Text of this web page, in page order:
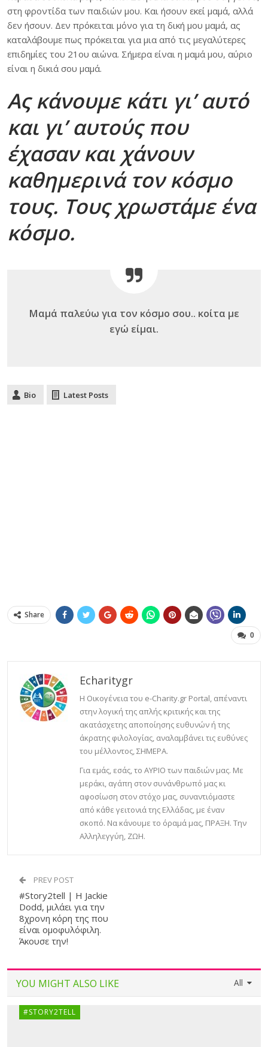
στη φροντίδα των παιδιών μου. Και ήσουν εκεί μαμά, αλλά
δεν ήσουν. Δεν πρόκειται μόνο για τη δική μου μαμά, ας
καταλάβουμε πως πρόκειται για μια από τις μεγαλύτερες
επιδημίες του 21ου αιώνα. Σήμερα είναι η μαμά μου, αύριο
είναι η δικιά σου μαμά.
Ας κάνουμε κάτι γι’ αυτό
και γι’ αυτούς που
έχασαν και χάνουν
καθημερινά τον κόσμο
τους. Τους χρωστάμε ένα
κόσμο.
Μαμά παλεύω για τον κόσμο σου.. κοίτα με
εγώ είμαι.
Bio Latest Posts
Share
0
Echaritygr
Η Οικογένεια του e-Charity.gr Portal, απέναντι
στην λογική της απλής κριτικής και της
ακατάσχετης αποποίησης ευθυνών ή της
άκρατης φιλολογίας, αναλαμβάνει τις ευθύνες
του μέλλοντος, ΣΗΜΕΡΑ.
Για εμάς, εσάς, το ΑΥΡΙΟ των παιδιών μας. Με
μεράκι, αγάπη στον συνάνθρωπό μας κι
αφοσίωση στον στόχο μας, συναντιόμαστε
από κάθε γειτονιά της Ελλάδας, με έναν
σκοπό. Να κάνουμε το όραμά μας, ΠΡΑΞΗ. Την
Αλληλεγγύη, ΖΩΗ.
PREV POST
#Story2tell | Η Jackie
Dodd, μιλάει για την
8χρονη κόρη της που
είναι ομοφυλόφιλη.
Άκουσε την!
All
YOU MIGHT ALSO LIKE
#STORY2TELL